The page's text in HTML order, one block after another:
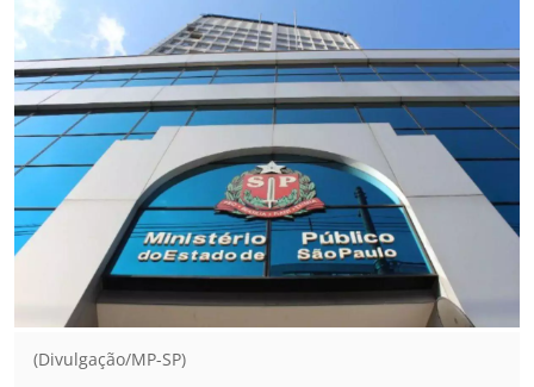
(Divulgação/MP-SP)